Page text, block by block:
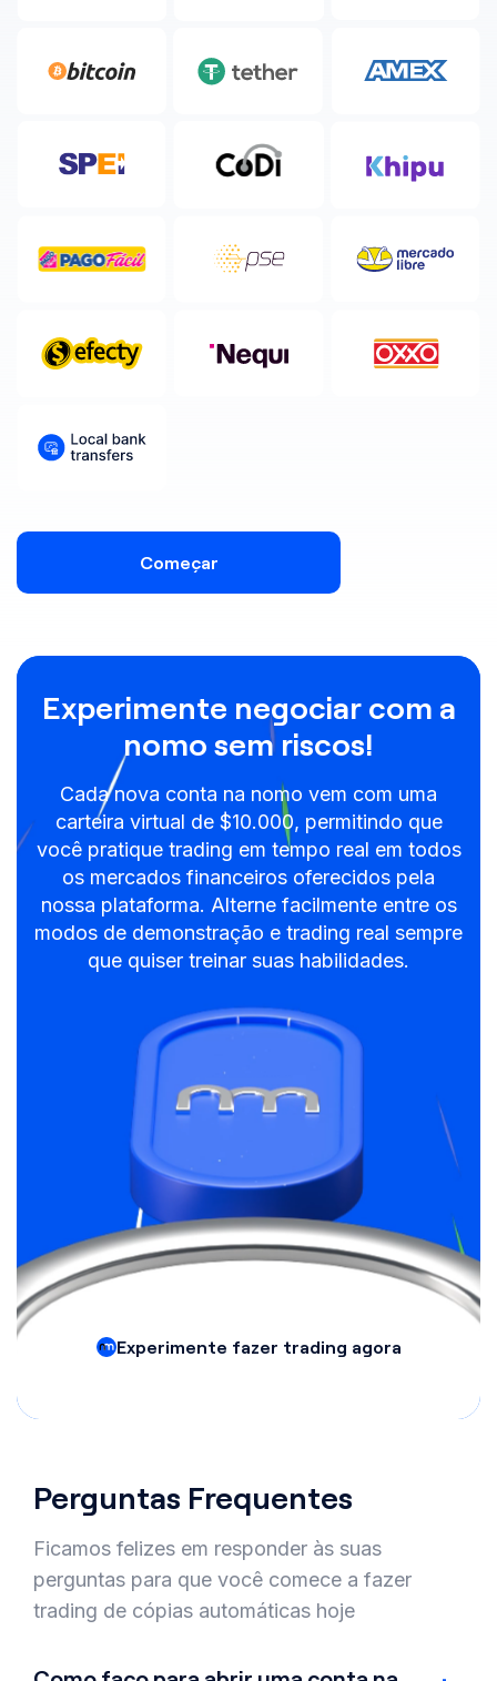
Começar
Experimente negociar com a
nomo sem riscos!
Cada nova conta na nomo vem com uma
carteira virtual de $10.000, permitindo que
você pratique trading em tempo real em todos
os mercados financeiros oferecidos pela
nossa plataforma. Alterne facilmente entre os
modos de demonstração e trading real sempre
que quiser treinar suas habilidades.
Experimente fazer trading agora
Perguntas Frequentes
Ficamos felizes em responder às suas
perguntas para que você comece a fazer
trading de cópias automáticas hoje